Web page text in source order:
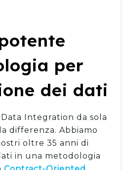
per
dei dati
Integration da sola
differenza. Abbiamo
oltre 35 anni di
in una metodologia